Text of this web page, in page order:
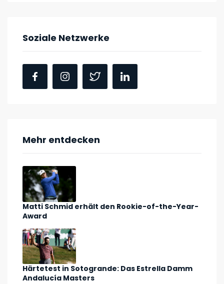
Soziale Netzwerke
Mehr entdecken
Matti Schmid erhält den Rookie-of-the-Year-
Award
Härtetest in Sotogrande: Das Estrella Damm
Andalucía Masters